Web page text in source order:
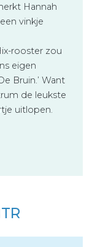
Hannah
vinkje
rooster zou
eigen
Bruin.’ Want
de leukste
uitlopen.